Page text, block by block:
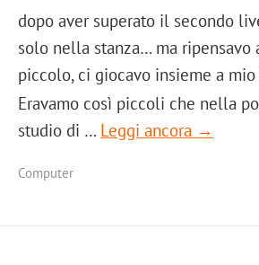
dopo aver superato il secondo
solo nella stanza… ma ripensavo
piccolo, ci giocavo insieme a
Eravamo così piccoli che nella
studio di … Leggi ancora →
Computer